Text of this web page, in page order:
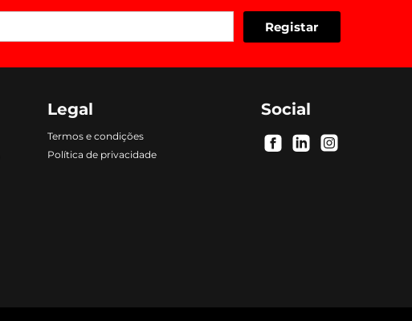
Legal
Termos e condições
Política de privacidade
Social